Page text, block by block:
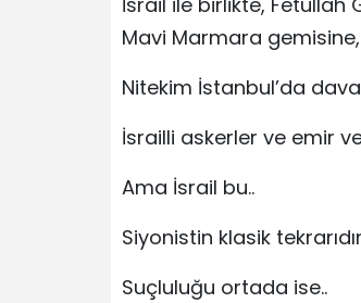
Mavi Marmara gemisine,
Nitekim İstanbul’da dava
İsrailli askerler ve emir
Ama İsrail bu..
Siyonistin klasik
Suçluluğu ortada ise..